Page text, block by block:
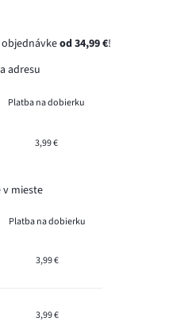
od 34,99 €!
adresu
Platba na dobierku
3,99 €
mieste
Platba na dobierku
3,99 €
3,99 €